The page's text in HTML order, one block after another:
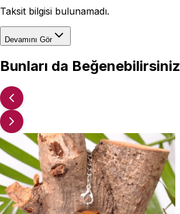
Taksit bilgisi bulunamadı.
Devamını Gör
Bunları da Beğenebilirsiniz